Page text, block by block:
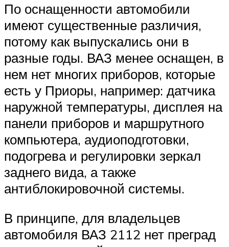
По оснащенности автомобили
имеют существенные различия,
потому как выпускались они в
разные годы. ВАЗ менее оснащен, в
нем нет многих приборов, которые
есть у Приоры, например: датчика
наружной температуры, дисплея на
панели приборов и маршрутного
компьютера, аудиоподготовки,
подогрева и регулировки зеркал
заднего вида, а также
антиблокировочной системы.
В принципе, для владельцев
автомобиля ВАЗ 2112 нет преград